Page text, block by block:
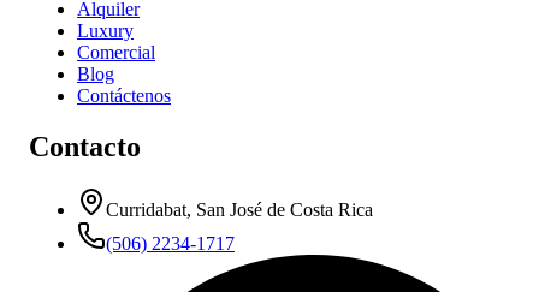
Alquiler
Luxury
Comercial
Blog
Contáctenos
Contacto
Curridabat, San José de Costa Rica
(506) 2234-1717